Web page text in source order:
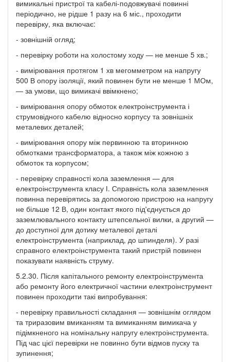
вимикальні пристрої та кабелі-подовжувачі повинні
періодично, не рідше 1 разу на 6 міс., проходити
перевірку, яка включає:
- зовнішній огляд;
- перевірку роботи на холостому ходу — не менше 5 хв.;
- вимірювання протягом 1 хв мегомметром на напругу
500 В опору ізоляції, який повинен бути не менше 1 МОм,
— за умови, що вимикачі ввімкнено;
- вимірювання опору обмоток електроінструмента і
струмовідного кабелю відносно корпусу та зовнішніх
металевих деталей;
- вимірювання опору між первинною та вторинною
обмотками трансформатора, а також між кожною з
обмоток та корпусом;
- перевірку справності кола заземлення — для
електроінструмента класу І. Справність кола заземлення
повинна перевірятись за допомогою пристрою на напругу
не більше 12 В, один контакт якого під'єднується до
заземлювального контакту штепсельної вилки, а другий —
до доступної для дотику металевої деталі
електроінструмента (наприклад, до шпинделя). У разі
справного електроінструмента такий пристрій повинен
показувати наявність струму.
5.2.30. Після капітального ремонту електроінструмента
або ремонту його електричної частини електроінструмент
повинен проходити такі випробування:
- перевірку правильності складання — зовнішнім оглядом
та триразовим вмиканням та вимиканням вимикача у
підімкненого на номінальну напругу електроінструмента.
Під час цієї перевірки не повинно бути відмов пуску та
зупинення;